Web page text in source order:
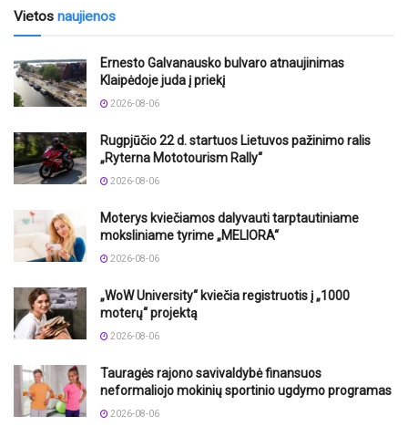
Vietos naujienos
Ernesto Galvanausko bulvaro atnaujinimas
Klaipėdoje juda į priekį
2026-08-06
Rugpjūčio 22 d. startuos Lietuvos pažinimo ralis
„Ryterna Mototourism Rally“
2026-08-06
Moterys kviečiamos dalyvauti tarptautiniame
moksliniame tyrime „MELIORA“
2026-08-06
„WoW University“ kviečia registruotis į „1000
moterų“ projektą
2026-08-06
Tauragės rajono savivaldybė finansuos
neformaliojo mokinių sportinio ugdymo programas
2026-08-06